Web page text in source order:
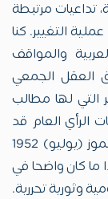
تداعيات مرتبطة
التغيير. كنا
والمواقف
العقل الجمعي
التي لها مطالب
الرأي العام قد
يحدث مع مرور الوقت، وهذا يذكرنا بـ(ثورة) تموز (يوليو) 1952
ما كان واضحا في
وثورية تحررية.